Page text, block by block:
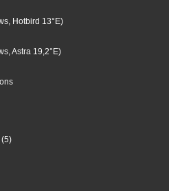
Hotbird 13°E)
Astra 19,2°E)